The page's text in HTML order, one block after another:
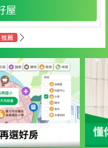
屋
推薦